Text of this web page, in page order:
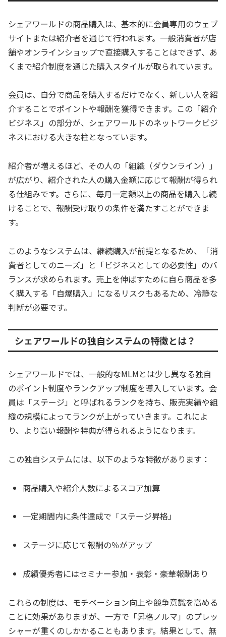
シェアワールドの商品購入は、基本的に会員専用のウェブ
サイトまたは紹介者を通じて行われます。一般消費者が店
舗やオンラインショップで直接購入することはできず、あ
くまで紹介制度を通じた購入スタイルが取られています。
会員は、自分で商品を購入するだけでなく、新しい人を紹
介することでポイントや報酬を獲得できます。この「紹介
ビジネス」の部分が、シェアワールドのネットワークビジ
ネスにおける大きな柱となっています。
紹介者が増えるほど、その人の「組織（ダウンライン）」
が広がり、紹介された人の購入金額に応じて報酬が得られ
る仕組みです。さらに、毎月一定額以上の商品を購入し続
けることで、報酬受け取りの条件を満たすことができま
す。
このようなシステムは、継続購入が前提となるため、「消
費者としてのニーズ」と「ビジネスとしての必要性」のバ
ランスが求められます。売上を伸ばすために自ら商品を多
く購入する「自爆購入」になるリスクもあるため、冷静な
判断が必要です。
シェアワールドの独自システムの特徴とは？
シェアワールドでは、一般的なMLMとは少し異なる独自
のポイント制度やランクアップ制度を導入しています。会
員は「ステージ」と呼ばれるランクを持ち、販売実績や組
織の規模によってランクが上がっていきます。これによ
り、より高い報酬や特典が得られるようになります。
この独自システムには、以下のような特徴があります：
商品購入や紹介人数によるスコア加算
一定期間内に条件達成で「ステージ昇格」
ステージに応じて報酬の％がアップ
成績優秀者にはセミナー参加・表彰・豪華報酬あり
これらの制度は、モチベーション向上や競争意識を高める
ことに効果がありますが、一方で「昇格ノルマ」のプレッ
シャーが重くのしかかることもあります。結果として、無